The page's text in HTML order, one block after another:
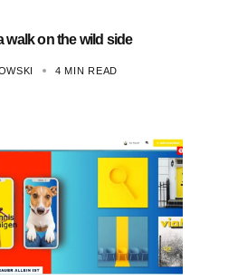
walk on the wild side
4 MIN READ